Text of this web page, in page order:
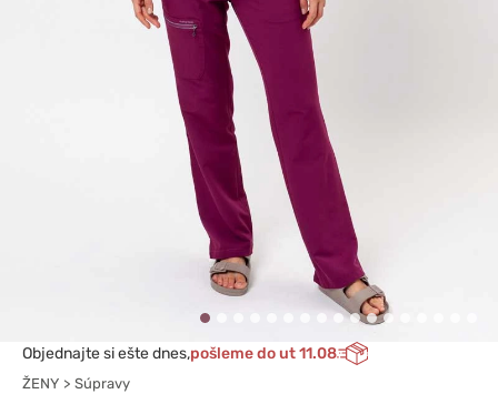
Objednajte si ešte dnes,pošleme do ut 11.08
ŽENY Súpravy